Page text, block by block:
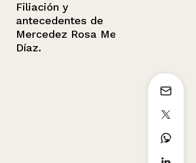
Filiación y
antecedentes de
Mercedez Rosa Meza
Díaz.